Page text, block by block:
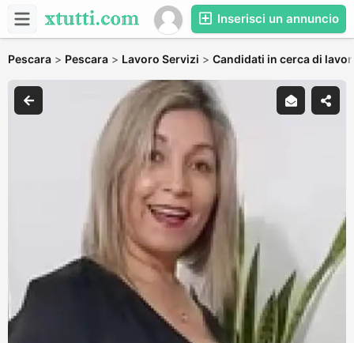
Inserisci un annuncio
Pescara > Pescara > Lavoro Servizi > Candidati in cerca di